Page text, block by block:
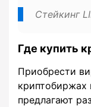
Стейкинг
Где купить
Приобрести
криптобиржах
предлагают